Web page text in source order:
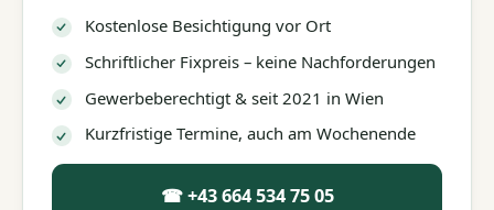
Kostenlose Besichtigung vor Ort
Schriftlicher Fixpreis – keine Nachforderungen
Gewerbeberechtigt & seit 2021 in Wien
Kurzfristige Termine, auch am Wochenende
☎ +43 664 534 75 05